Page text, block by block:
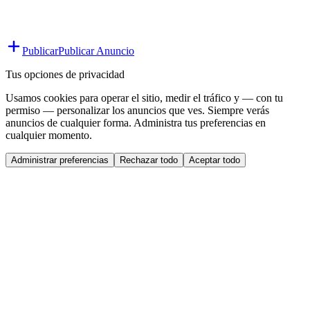
PublicarPublicar Anuncio
Tus opciones de privacidad
Usamos cookies para operar el sitio, medir el tráfico y — con tu
permiso — personalizar los anuncios que ves. Siempre verás
anuncios de cualquier forma. Administra tus preferencias en
cualquier momento.
Administrar preferencias Rechazar todo Aceptar todo